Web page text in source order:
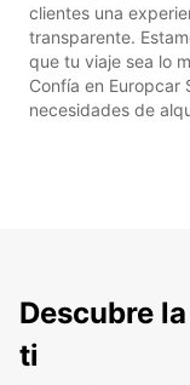
clientes una
transparente.
que tu viaje sea lo
Confía en Europcar
necesidades de
Descubre
ti